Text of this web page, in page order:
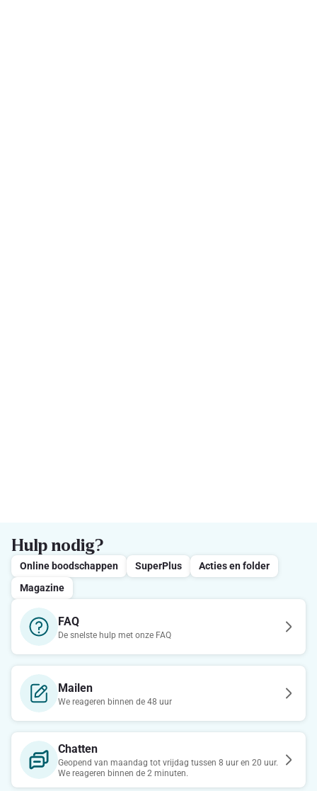
Hulp nodig?
Online boodschappen SuperPlus
Acties en folder
Magazine
FAQ
De snelste hulp met onze FAQ
Mailen
We reageren binnen de 48 uur
Chatten
Geopend van maandag tot vrijdag tussen 8 uur en 20 uur.
We reageren binnen de 2 minuten.